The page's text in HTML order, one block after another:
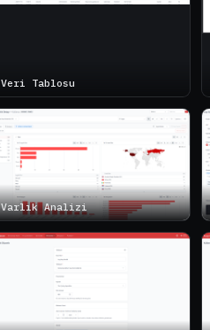
Veri Tablosu
Varlık Analizi